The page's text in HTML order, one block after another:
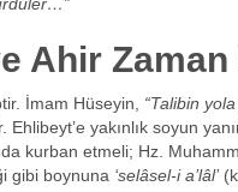
Ahir
İmam Hüseyin, “Talibin
yakınlık soyun
kurban etmeli; Hz.
gibi boynuna ‘selâsel-i a’lâl’